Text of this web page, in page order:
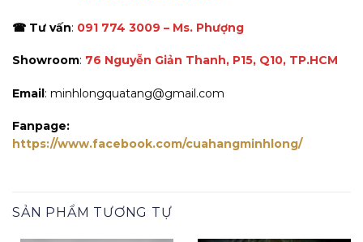
☎ Tư vấn: 091 774 3009 – Ms. Phượng
Showroom: 76 Nguyễn Giản Thanh, P15, Q10, TP.HCM
Email: minhlongquatang@gmail.com
Fanpage:
https://www.facebook.com/cuahangminhlong/
SẢN PHẨM TƯƠNG TỰ